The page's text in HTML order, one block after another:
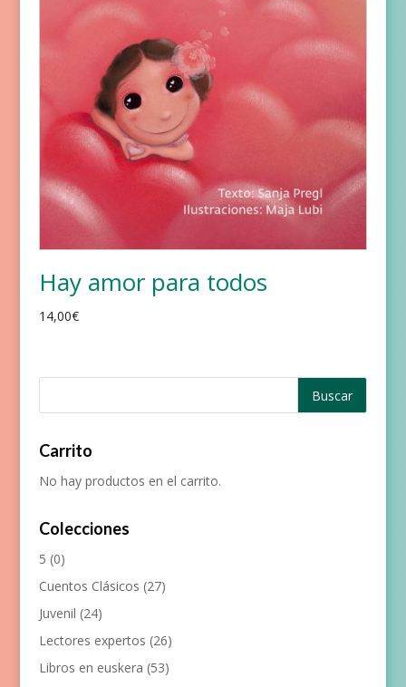
Hay amor para todos
14,00€
Carrito
No hay productos en el carrito.
Colecciones
5 (0)
Cuentos Clásicos (27)
Juvenil (24)
Lectores expertos (26)
Libros en euskera (53)